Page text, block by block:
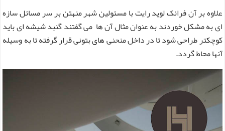
علاوه بر آن فرانک لوید رایت با مسئولین شهر منهتن بر سر مسائل سازه
ای به مشکل خوردند به عنوان مثال آن ها می ‌گفتند گنبد شیشه ای باید
کوچکتر طراحی شود تا در داخل منحنی های بتونی قرار گرفته تا به وسیله
آنها محاط گردد.